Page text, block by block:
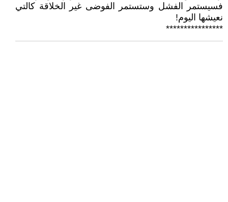
فسيستمر الفشل وستستمر الفوضى غير الخلاقة كالتي
نعيشها اليوم!
****************